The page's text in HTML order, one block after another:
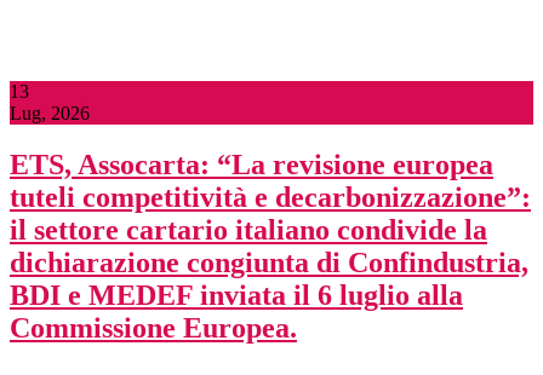
13
Lug, 2026
ETS, Assocarta: “La revisione europea
tuteli competitività e decarbonizzazione”:
il settore cartario italiano condivide la
dichiarazione congiunta di Confindustria,
BDI e MEDEF inviata il 6 luglio alla
Commissione Europea.